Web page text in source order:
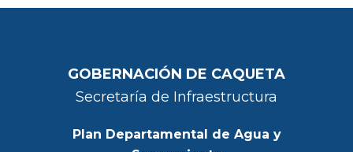
GOBERNACIÓN DE CAQUETA
Secretaría de Infraestructura
Plan Departamental de Agua y